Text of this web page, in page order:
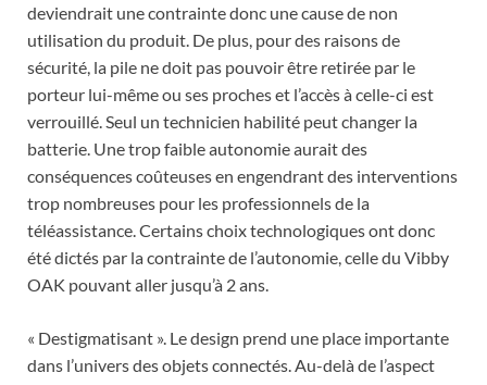
deviendrait une contrainte donc une cause de non
utilisation du produit. De plus, pour des raisons de
sécurité, la pile ne doit pas pouvoir être retirée par le
porteur lui-même ou ses proches et l’accès à celle-ci est
verrouillé. Seul un technicien habilité peut changer la
batterie. Une trop faible autonomie aurait des
conséquences coûteuses en engendrant des interventions
trop nombreuses pour les professionnels de la
téléassistance. Certains choix technologiques ont donc
été dictés par la contrainte de l’autonomie, celle du Vibby
OAK pouvant aller jusqu’à 2 ans.
« Destigmatisant ». Le design prend une place importante
dans l’univers des objets connectés. Au-delà de l’aspect